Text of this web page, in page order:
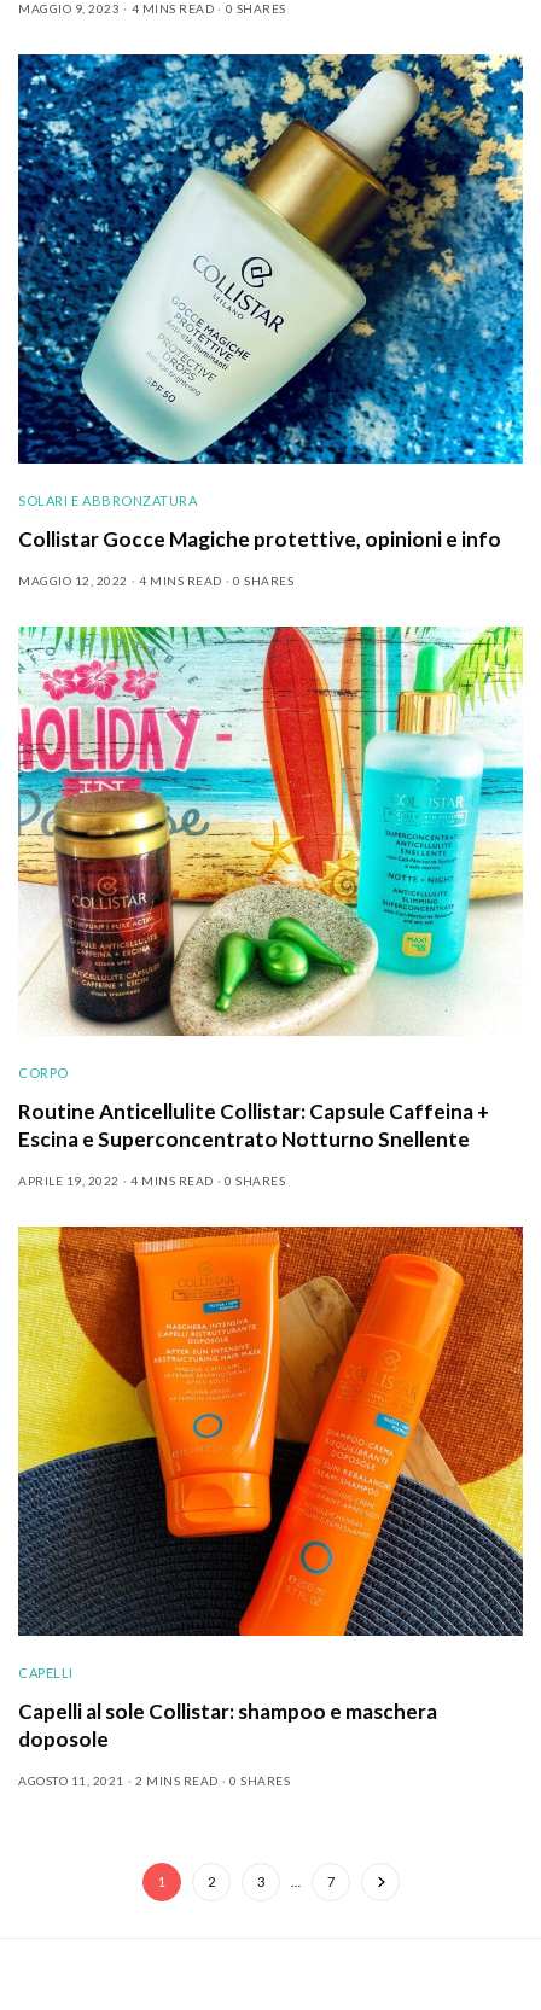
MAGGIO 9, 2023 4 MINS READ 0 SHARES
SOLARI E ABBRONZATURA
Collistar Gocce Magiche protettive, opinioni e info
MAGGIO 12, 2022 4 MINS READ 0 SHARES
CORPO
Routine Anticellulite Collistar: Capsule Caffeina +
Escina e Superconcentrato Notturno Snellente
APRILE 19, 2022 4 MINS READ 0 SHARES
CAPELLI
Capelli al sole Collistar: shampoo e maschera
doposole
AGOSTO 11, 2021 2 MINS READ 0 SHARES
1 2 3 7